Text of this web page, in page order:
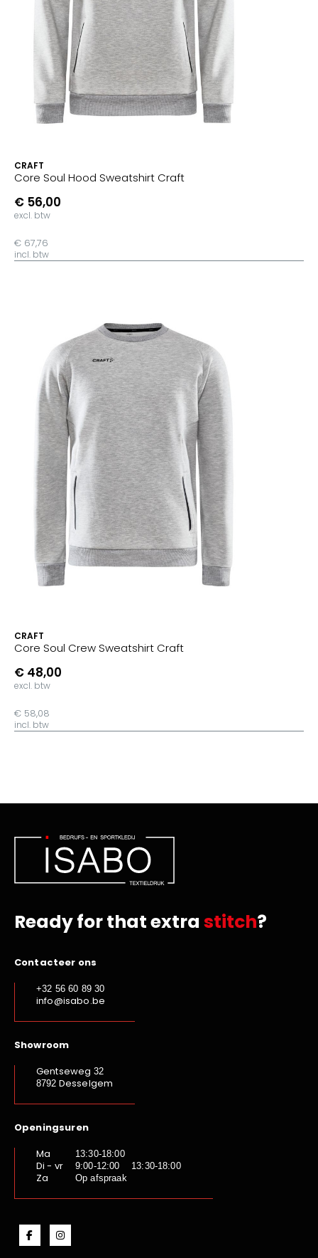
CRAFT
Core Soul Hood Sweatshirt Craft
€ 56,00
excl. btw
€ 67,76
incl. btw
CRAFT
Core Soul Crew Sweatshirt Craft
€ 48,00
excl. btw
€ 58,08
incl. btw
Ready for that extra stitch?
Contacteer ons
+32 56 60 89 30
info@isabo.be
Showroom
Gentseweg 32
8792 Desselgem
Openingsuren
Ma
13:30-18:00
Di - vr 9:00-12:00 13:30-18:00
Za Op afspraak